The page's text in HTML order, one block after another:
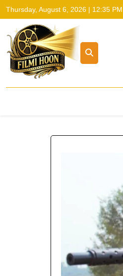
Thursday, August 6, 2026 | 12:35 PM
Filmi Hoon